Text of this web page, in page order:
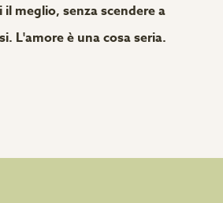
meglio, senza scendere a
L'amore è una cosa seria.